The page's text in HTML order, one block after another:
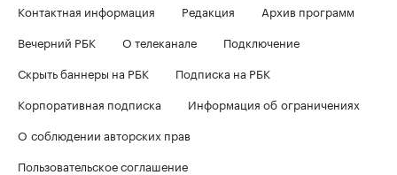
Контактная информация Редакция
Архив программ
Вечерний РБК
О телеканале
Подключение
Скрыть баннеры на РБК
Подписка на РБК
Корпоративная подписка
Информация об ограничениях
О соблюдении авторских прав
Пользовательское соглашение